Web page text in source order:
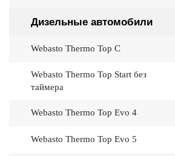
Дизельные автомобили
Webasto Thermo Top C
Webasto Thermo Top Start без
таймера
Webasto Thermo Top Evo 4
Webasto Thermo Top Evo 5